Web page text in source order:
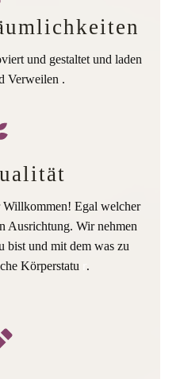
und gestaltet und laden
Verweilen .
Willkommen! Egal welcher
Ausrichtung. Wir nehmen
bist und mit dem was zu
Körperstatu
.